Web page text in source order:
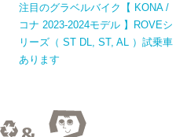
注目のグラベルバイク【 KONA /
コナ 2023-2024モデル 】ROVEシ
リーズ（ ST DL, ST, AL ）試乗車
あります